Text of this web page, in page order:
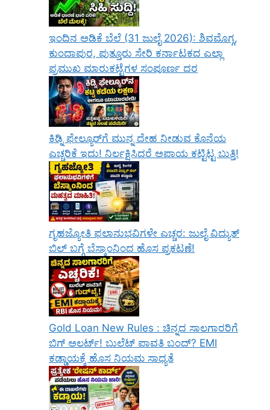
ಇಂದಿನ ಅಡಿಕೆ ಬೆಲೆ (31 ಜುಲೈ 2026): ಶಿವಮೊಗ್ಗ,
ಕುಂದಾಪುರ, ಪುತ್ತೂರು ಸೇರಿ ಕರ್ನಾಟಕದ ಎಲ್ಲಾ
ಪ್ರಮುಖ ಮಾರುಕಟ್ಟೆಗಳ ಸಂಪೂರ್ಣ ದರ
ಕಿಡ್ನಿ ಫೇಲ್ಯೂರ್‌ಗೆ ಮುನ್ನ ದೇಹ ನೀಡುವ ಕೊನೆಯ
ಎಚ್ಚರಿಕೆ ಇದು! ನಿರ್ಲಕ್ಷಿಸಿದರೆ ಅಪಾಯ ಕಟ್ಟಿಟ್ಟ ಬುತ್ತಿ!
ಗೃಹಜ್ಯೋತಿ ಫಲಾನುಭವಿಗಳೇ ಎಚ್ಚರ: ಜುಲೈ ವಿದ್ಯುತ್
ಬಿಲ್ ಬಗ್ಗೆ ಬೆಸ್ಕಾಂನಿಂದ ಹೊಸ ಪ್ರಕಟಣೆ!
Gold Loan New Rules : ಚಿನ್ನದ ಸಾಲಗಾರರಿಗೆ
ಬಿಗ್ ಅಲರ್ಟ್! ಬುಲೆಟ್ ಪಾವತಿ ಬಂದ್? EMI
ಕಡ್ಡಾಯಕ್ಕೆ ಹೊಸ ನಿಯಮ ಸಾಧ್ಯತೆ